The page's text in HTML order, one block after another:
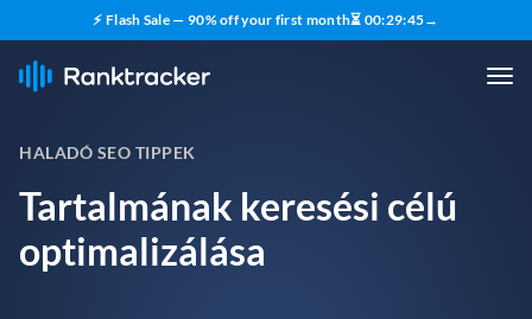
⚡ Flash Sale — 90% off your first month⏳ 00:29:44→
HALADÓ SEO TIPPEK
Tartalmának keresési célú
optimalizálása